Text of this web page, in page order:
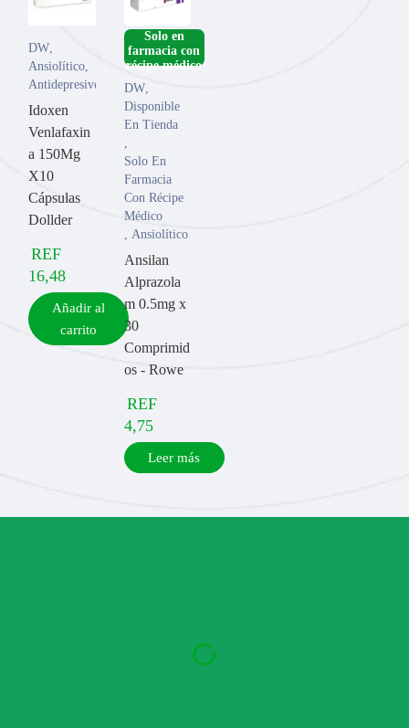
DW,
Ansiolítico,
Antidepresivo
Idoxen
Venlafaxin
a 150Mg
X10
Cápsulas
Dollder
REF
16,48
Añadir al
carrito
­Solo en
farmacia con
récipe médico­
DW,
Disponible
En Tienda
,
Solo En
Farmacia
Con Récipe
Médico
, Ansiolítico
Ansilan
Alprazola
m 0.5mg x
30
Comprimid
os - Rowe
REF
4,75
Leer más